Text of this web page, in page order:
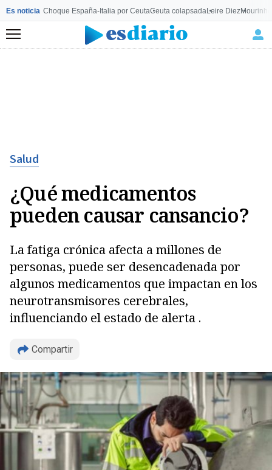
Es noticia Choque España-Italia por CeutaCeuta colapsadaLeire Diez
Menú
Salud
¿Qué medicamentos
pueden causar cansancio?
La fatiga crónica afecta a millones de
personas, puede ser desencadenada por
algunos medicamentos que impactan en los
neurotransmisores cerebrales,
influenciando el estado de alerta .
Compartir